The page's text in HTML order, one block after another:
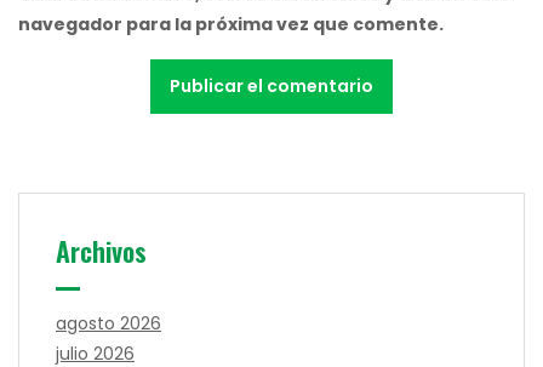
navegador para la próxima vez que comente.
Archivos
agosto 2026
julio 2026